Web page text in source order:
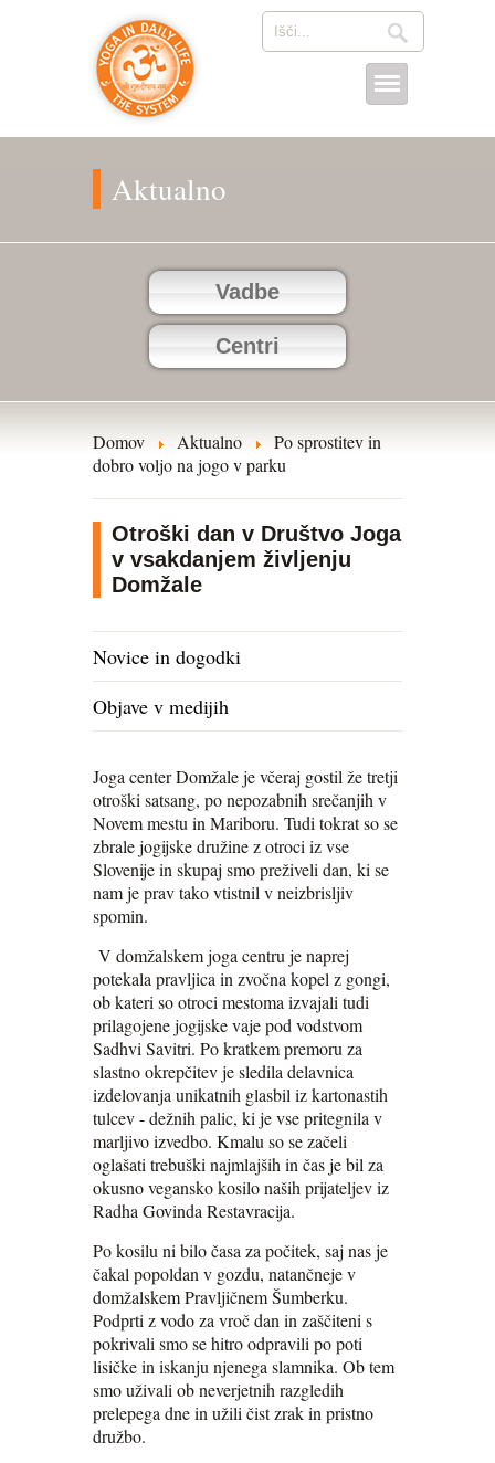
Aktualno
Vadbe
Centri
Domov Aktualno
Po sprostitev in
dobro voljo na jogo v parku
Otroški dan v Društvo Joga
v vsakdanjem življenju
Domžale
Novice in dogodki
Objave v medijih
Joga center Domžale je včeraj gostil že tretji
otroški satsang, po nepozabnih srečanjih v
Novem mestu in Mariboru. Tudi tokrat so se
zbrale jogijske družine z otroci iz vse
Slovenije in skupaj smo preživeli dan, ki se
nam je prav tako vtistnil v neizbrisljiv
spomin.
V domžalskem joga centru je naprej
potekala pravljica in zvočna kopel z gongi,
ob kateri so otroci mestoma izvajali tudi
prilagojene jogijske vaje pod vodstvom
Sadhvi Savitri. Po kratkem premoru za
slastno okrepčitev je sledila delavnica
izdelovanja unikatnih glasbil iz kartonastih
tulcev - dežnih palic, ki je vse pritegnila v
marljivo izvedbo. Kmalu so se začeli
oglašati trebuški najmlajših in čas je bil za
okusno vegansko kosilo naših prijateljev iz
Radha Govinda Restavracija.
Po kosilu ni bilo časa za počitek, saj nas je
čakal popoldan v gozdu, natančneje v
domžalskem Pravljičnem Šumberku.
Podprti z vodo za vroč dan in zaščiteni s
pokrivali smo se hitro odpravili po poti
lisičke in iskanju njenega slamnika. Ob tem
smo uživali ob neverjetnih razgledih
prelepega dne in užili čist zrak in pristno
družbo.